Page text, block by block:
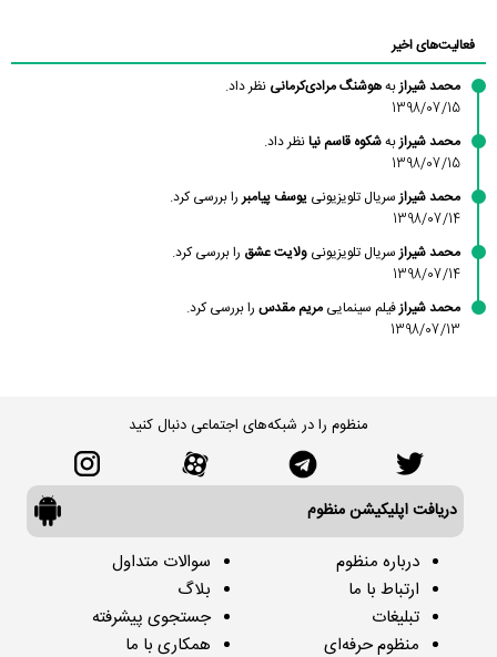
فعالیت‌های اخیر
محمد شیرازبههوشنگ مرادی‌کرمانی نظر داد.
1398/07/15
محمد شیرازبهشکوه قاسم نیانظر داد.
1398/07/15
محمد شیراز سریال تلویزیونی یوسف پیامبر را بررسی کرد.
1398/07/14
محمد شیراز سریال تلویزیونی ولایت عشق را بررسی کرد.
1398/07/14
محمد شیرازفیلم سینمایی مریم مقدس را بررسی کرد.
1398/07/13
منظوم را در شبکه‌های اجتماعی دنبال کنید
دریافت اپلیکیشن منظوم
درباره منظوم
ارتباط با ما
تبلیغات
منظوم حرفه‌ای
سوالات متداول
بلاگ
جستجوی پیشرفته
همکاری با ما